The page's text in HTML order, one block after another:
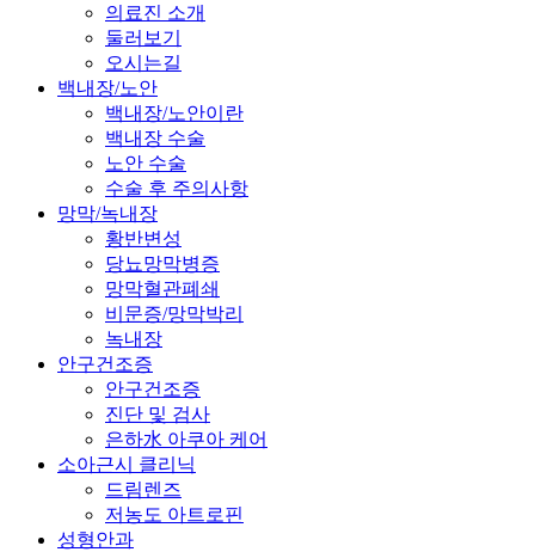
의료진 소개
둘러보기
오시는길
백내장/노안
백내장/노안이란
백내장 수술
노안 수술
수술 후 주의사항
망막/녹내장
황반변성
당뇨망막병증
망막혈관폐쇄
비문증/망막박리
녹내장
안구건조증
안구건조증
진단 및 검사
은하水 아쿠아 케어
소아근시 클리닉
드림렌즈
저농도 아트로핀
성형안과